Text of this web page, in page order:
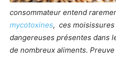
consommateur entend
mycotoxines, ces
dangereuses présentes dans
de nombreux aliments.